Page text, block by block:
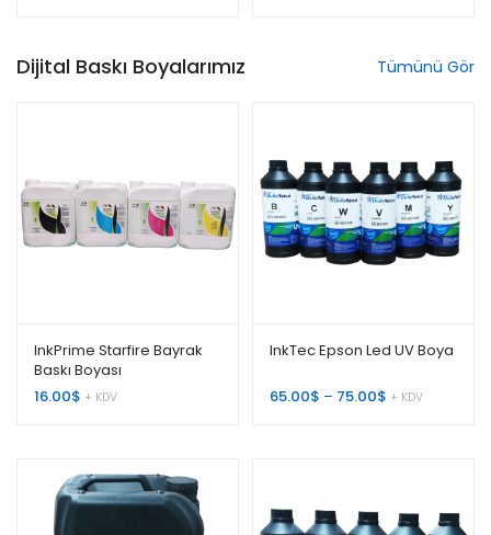
Dijital Baskı Boyalarımız Tümünü Gör
InkPrime Starfire Bayrak
Baskı Boyası
16.00$ + KDV
InkTec Epson Led UV Boya
65.00$ – 75.00$ Fiyat
+ KDV